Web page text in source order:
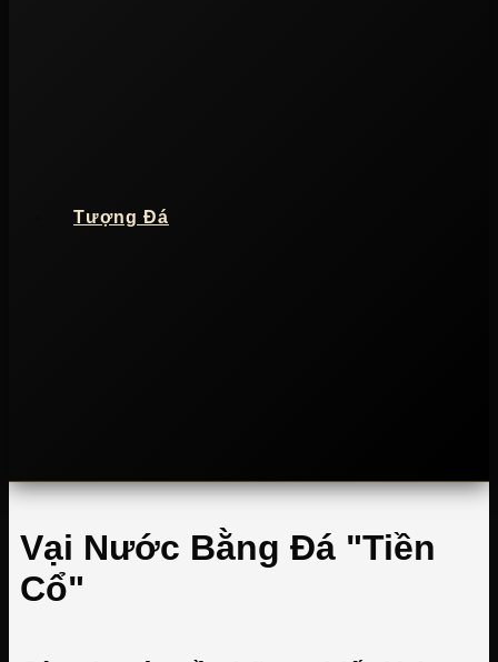
Tượng Đá
Vại Nước Bằng Đá "Tiền
Cổ"